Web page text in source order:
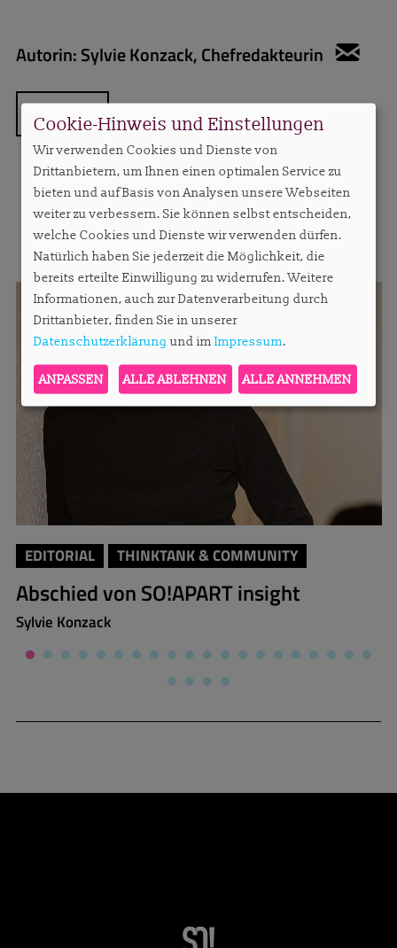
Autorin:Sylvie Konzack, Chefredakteurin
ZURÜCK
MEHR AUS DIESER RUBRIK
EDITORIAL THINKTANK & COMMUNITY
Abschied von SO!APART insight
Sylvie Konzack
Cookie-Hinweis und Einstellungen
Wir verwenden Cookies und Dienste von
Drittanbietern, um Ihnen einen optimalen Service zu
bieten und auf Basis von Analysen unsere Webseiten
weiter zu verbessern. Sie können selbst entscheiden,
welche Cookies und Dienste wir verwenden dürfen.
Natürlich haben Sie jederzeit die Möglichkeit, die
bereits erteilte Einwilligung zu widerrufen. Weitere
Informationen, auch zur Datenverarbeitung durch
Drittanbieter, finden Sie in unserer
Datenschutzerklärung und im Impressum.
ANPASSEN ALLE ABLEHNEN ALLE ANNEHMEN